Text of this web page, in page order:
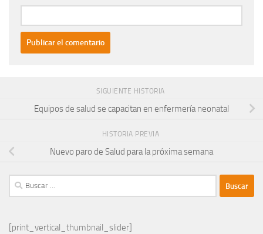
SIGUIENTE HISTORIA
Equipos de salud se capacitan en enfermería neonatal
HISTORIA PREVIA
Nuevo paro de Salud para la próxima semana
Buscar:
[print_vertical_thumbnail_slider]